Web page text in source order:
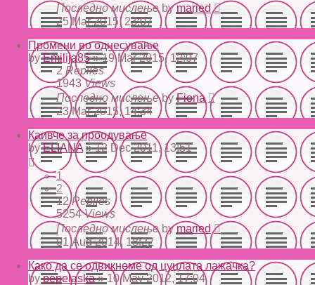
Последно мислење bymaried
25 Mar 2015, 23:07
Промени во однесување
byEmilija85» 19 Mar 2015, 12:07
2 Replies
1943Views
Последно мислењеbyFiona
23 Mar 2015, 14:34
Каивче за проодување
byELIANA » 12 Dec 2011, 13:51
1
2
12Replies
5254Views
Последно мислење bymaried
01 Aug 2014, 18:22
Како да се одвикнеме од цуцлата лажачка?
bypepelaska» 10 May 2012, 17:04